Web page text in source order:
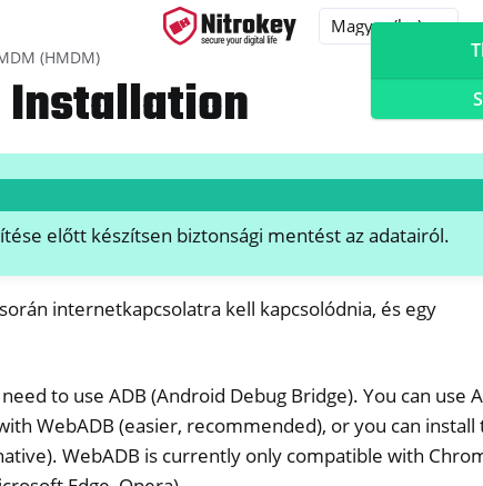
(HMDM)
Installation
előtt készítsen biztonsági mentést az adatairól.
internetkapcsolatra kell kapcsolódnia, és egy
to use ADB (Android Debug Bridge). You can use
WebADB (easier, recommended), or you can install
WebADB is currently only compatible with